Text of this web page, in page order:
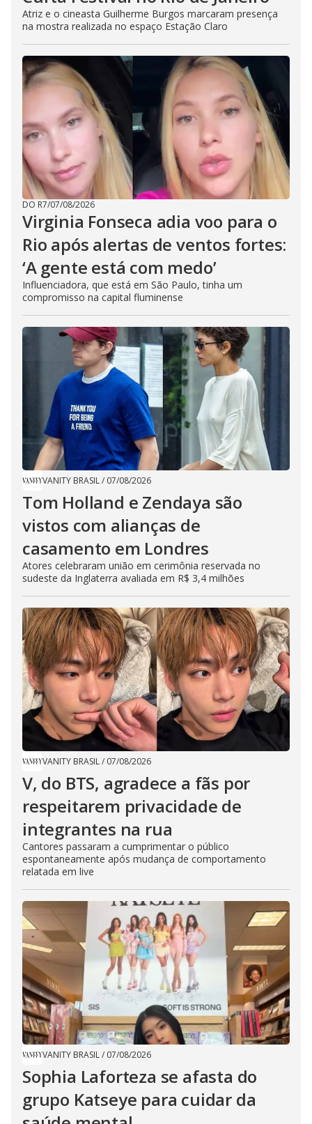
Atriz e o cineasta Guilherme Burgos marcaram presença
na mostra realizada no espaço Estação Claro
DO R7/07/08/2026
Virginia Fonseca adia voo para o
Rio após alertas de ventos fortes:
‘A gente está com medo’
Influenciadora, que está em São Paulo, tinha um
compromisso na capital fluminense
VANITY BRASIL/ 07/08/2026
Tom Holland e Zendaya são
vistos com alianças de
casamento em Londres
Atores celebraram união em cerimônia reservada no
sudeste da Inglaterra avaliada em R$ 3,4 milhões
VANITY BRASIL/ 07/08/2026
V, do BTS, agradece a fãs por
respeitarem privacidade de
integrantes na rua
Cantores passaram a cumprimentar o público
espontaneamente após mudança de comportamento
relatada em live
VANITY BRASIL/ 07/08/2026
Sophia Laforteza se afasta do
grupo Katseye para cuidar da